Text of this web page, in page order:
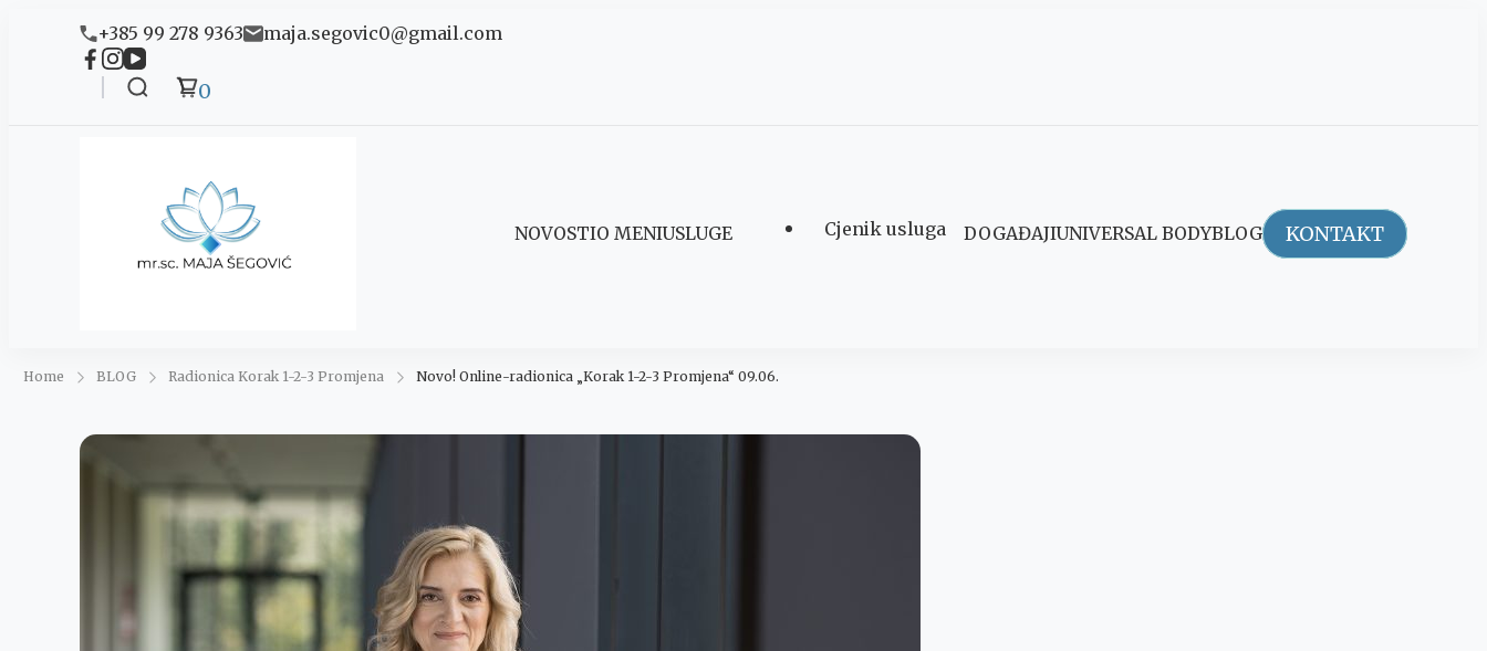
+385 99 278 9363 maja.segovic0@gmail.com
0
NOVOSTIO MENIUSLUGE Cjenik usluga DOGAĐAJIUNIVERSAL BODYBLOG KONTAKT
Home BLOG Radionica Korak 1-2-3 Promjena Novo! Online-radionica „Korak 1-2-3 Promjena“ 09.06.